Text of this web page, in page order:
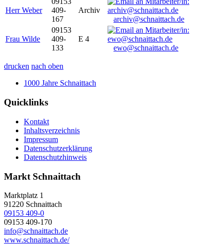
Herr Weber
409-
167
Archiv
archiv@schnaittach.de
Frau Wilde
09153
409-
133
E 4
ewo@schnaittach.de
drucken nach oben
1000 Jahre Schnaittach
Quicklinks
Kontakt
Inhaltsverzeichnis
Impressum
Datenschutzerklärung
Datenschutzhinweis
Markt Schnaittach
Marktplatz 1
91220 Schnaittach
09153 409-0
09153 409-170
info@schnaittach.de
www.schnaittach.de/